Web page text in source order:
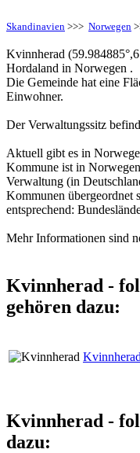
Skandinavien >>> Norwegen
Kvinnherad
Hordaland in Norwegen .
Die Gemeinde hat eine
Einwohner.
Der Verwaltungssitz
Aktuell gibt es in
Kommune ist in
Verwaltung (in
Kommunen übergeordnet
entsprechend:
Mehr Informationen sind
Kvinnherad -
gehören dazu:
Kvinnherad
Kvinnherad -
dazu: